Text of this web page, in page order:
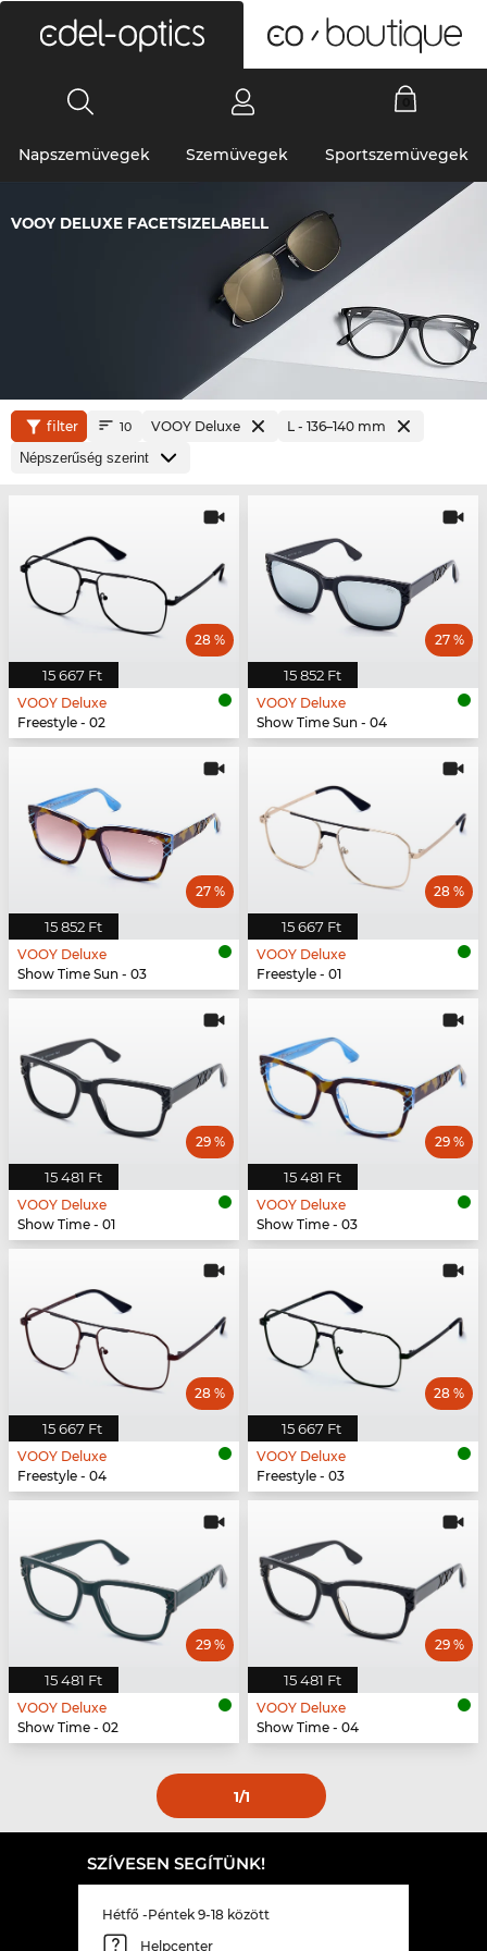
Napszemüvegek Szemüvegek Sportszemüvegek
VOOY DELUXE FACETSIZELABELL
filter 10 VOOY Deluxe L - 136–140 mm
15 667 Ft
28 %
VOOY Deluxe
Freestyle - 02
15 852 Ft
27 %
VOOY Deluxe
Show Time Sun - 04
15 852 Ft
27 %
VOOY Deluxe
Show Time Sun - 03
15 667 Ft
28 %
VOOY Deluxe
Freestyle - 01
15 481 Ft
29 %
VOOY Deluxe
Show Time - 01
15 481 Ft
29 %
VOOY Deluxe
Show Time - 03
15 667 Ft
28 %
VOOY Deluxe
Freestyle - 04
15 667 Ft
28 %
VOOY Deluxe
Freestyle - 03
15 481 Ft
29 %
VOOY Deluxe
Show Time - 02
15 481 Ft
29 %
VOOY Deluxe
Show Time - 04
1/1
SZÍVESEN SEGÍTÜNK!
Hétfő -Péntek 9-18 között
Helpcenter